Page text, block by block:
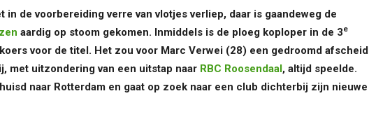
in de voorbereiding verre van vlotjes verliep, daar is gaandeweg de
aardig op stoom gekomen. Inmiddels is de ploeg koploper in de 3e
voor de titel. Het zou voor Marc Verwei (28) een gedroomd afscheid
met uitzondering van een uitstap naar RBC Roosendaal, altijd speelde.
naar Rotterdam en gaat op zoek naar een club dichterbij zijn nieuwe